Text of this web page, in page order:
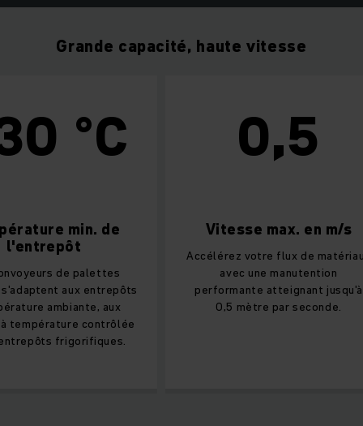
Grande capacité, haute vitesse
°C
min. de
de palettes
aux entrepôts
ambiante, aux
contrôlée
frigorifiques.
0,5
Vitesse max. en m/s
Accélérez votre flux de matériaux
avec une manutention
performante atteignant jusqu'à
0,5 mètre par seconde.